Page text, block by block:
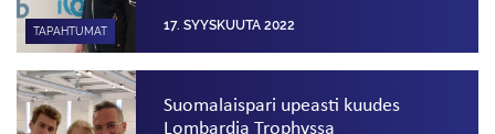
TAPAHTUMAT 17. SYYSKUUTA 2022
Suomalaispari upeasti kuudes
Lombardia Trophyssa